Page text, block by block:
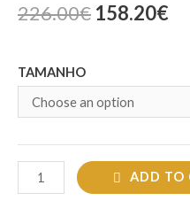
226.00€ 158.20€
TAMANHO
ADD TO